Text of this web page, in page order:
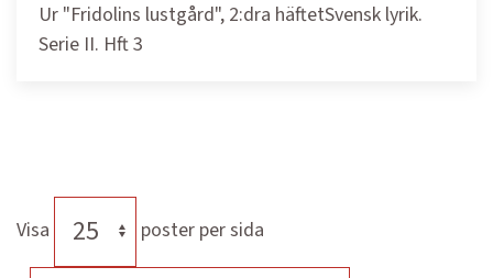
Ur "Fridolins lustgård", 2:dra häftetSvensk lyrik.
Serie II. Hft 3
Visa poster per sida